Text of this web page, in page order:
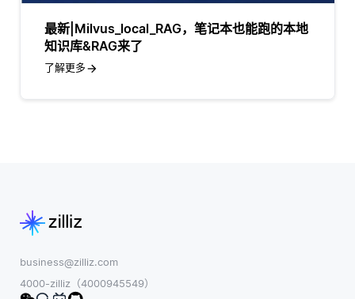
最新|Milvus_local_RAG，笔记本也能跑的本地
知识库&RAG来了
了解更多
business@zilliz.com
4000-zilliz（4000945549）